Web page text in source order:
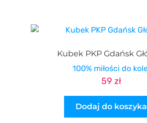
Kubek PKP Gdańsk
100% miłości do
59 zł
Dodaj do koszyka